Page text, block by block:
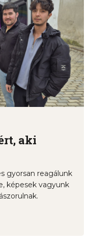
aki
gyorsan reagálunk
képesek vagyunk